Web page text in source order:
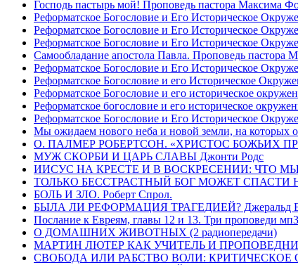
Господь пастырь мой! Проповедь пастора Максима
Реформатское Богословие и Его Историческое
Реформатское Богословие и Его Историческое
Реформатское Богословие и Его Историческое
Самообладание апостола Павла. Проповедь пастора
Реформатское Богословие и Его Историческое
Реформатское Богословие и его Историческое
Реформатское Богословие и его историческое
Реформатское богословие и его историческое
Реформатское Богословие и Его Историческое
Мы ожидаем нового неба и новой земли, на которых
О. ПАЛМЕР РОБЕРТСОН. «ХРИСТОС БОЖЬИХ
МУЖ СКОРБИ И ЦАРЬ СЛАВЫ Джонти Родс
ИИСУС НА КРЕСТЕ И В ВОСКРЕСЕНИИ: ЧТО
ТОЛЬКО БЕССТРАСТНЫЙ БОГ МОЖЕТ СПАСТИ
БОЛЬ И ЗЛО. Роберт Спрол.
БЫЛА ЛИ РЕФОРМАЦИЯ ТРАГЕДИЕЙ? Джеральд
Послание к Евреям, главы 12 и 13. Три проповеди
О ДОМАШНИХ ЖИВОТНЫХ (2 радиопередачи)
МАРТИН ЛЮТЕР КАК УЧИТЕЛЬ И ПРОПОВЕДНИК
СВОБОДА ИЛИ РАБСТВО ВОЛИ: КРИТИЧЕСКОЕ